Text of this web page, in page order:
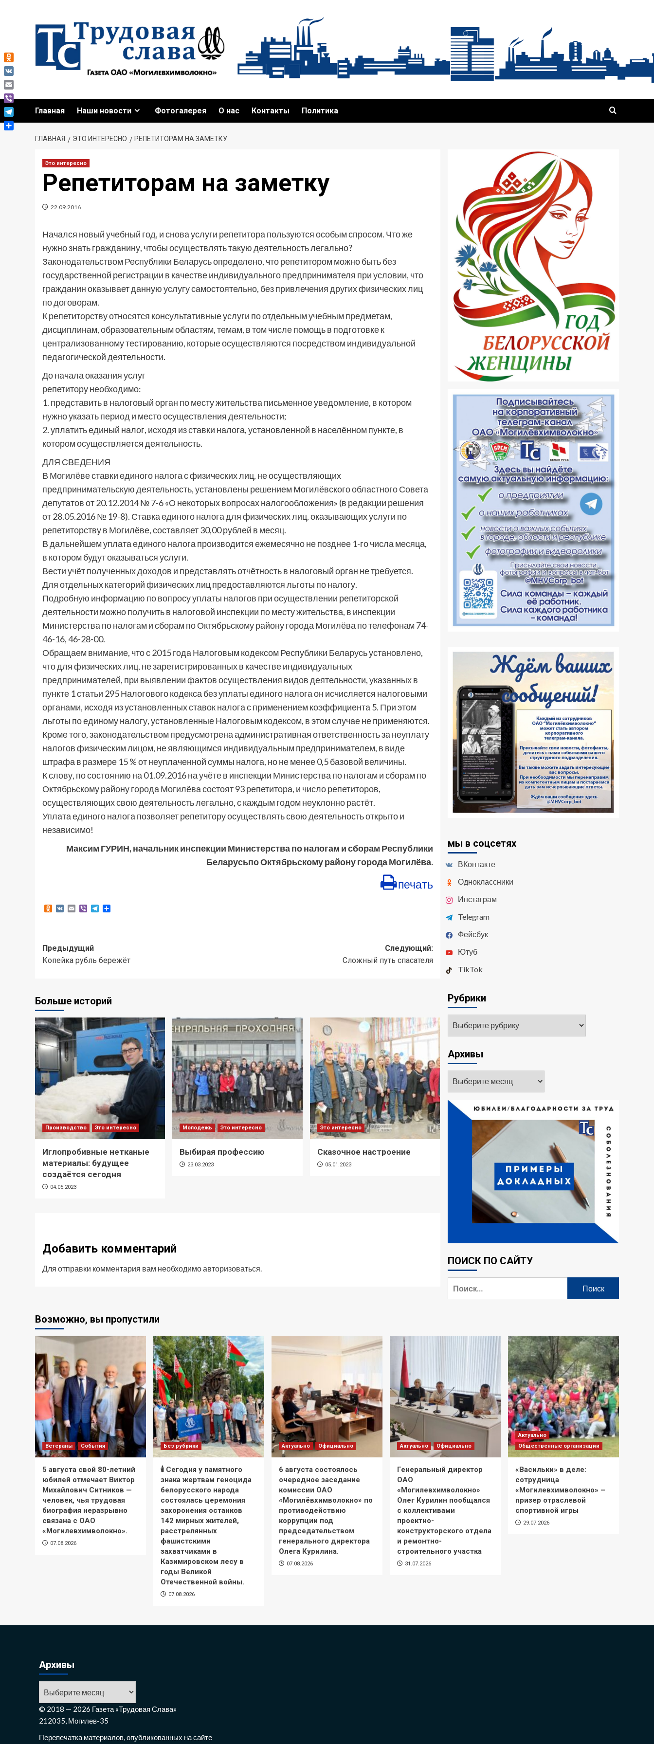
содержимому
Главная Наши новости Фотогалерея О нас Контакты Политика
ГЛАВНАЯ ЭТО ИНТЕРЕСНО РЕПЕТИТОРАМ НА ЗАМЕТКУ
Это интересно
Репетиторам на заметку
22.09.2016
Начался новый учебный год, и снова услуги репетитора пользуются особым спросом. Что же
нужно знать гражданину, чтобы осуществлять такую деятельность легально?
Законодательством Республики Беларусь определено, что репетитором можно быть без
государственной регистрации в качестве индивидуального предпринимателя при условии, что
гражданин оказывает данную услугу самостоятельно, без привлечения других физических лиц
по договорам.
К репетиторству относятся консультативные услуги по отдельным учебным предметам,
дисциплинам, образовательным областям, темам, в том числе помощь в подготовке к
централизованному тестированию, которые осуществляются посредством индивидуальной
педагогической деятельности.
До начала оказания услуг
репетитору необходимо:
1. представить в налоговый орган по месту жительства письменное уведомление, в котором
нужно указать период и место осуществления деятельности;
2. уплатить единый налог, исходя из ставки налога, установленной в населённом пункте, в
котором осуществляется деятельность.
ДЛЯ СВЕДЕНИЯ
В Могилёве ставки единого налога с физических лиц, не осуществляющих
предпринимательскую деятельность, установлены решением Могилёвского областного Совета
депутатов от 20.12.2014 № 7-6 «О некоторых вопросах налогообложения» (в редакции решения
от 28.05.2016 № 19-8). Ставка единого налога для физических лиц, оказывающих услуги по
репетиторству в Могилёве, составляет 30,00 рублей в месяц.
В дальнейшем уплата единого налога производится ежемесячно не позднее 1-го числа месяца,
в котором будут оказываться услуги.
Вести учёт полученных доходов и представлять отчётность в налоговый орган не требуется.
Для отдельных категорий физических лиц предоставляются льготы по налогу.
Подробную информацию по вопросу уплаты налогов при осуществлении репетиторской
деятельности можно получить в налоговой инспекции по месту жительства, в инспекции
Министерства по налогам и сборам по Октябрьскому району города Могилёва по телефонам 74-
46-16, 46-28-00.
Обращаем внимание, что с 2015 года Налоговым кодексом Республики Беларусь установлено,
что для физических лиц, не зарегистрированных в качестве индивидуальных
предпринимателей, при выявлении фактов осуществления видов деятельности, указанных в
пункте 1 статьи 295 Налогового кодекса без уплаты единого налога он исчисляется налоговыми
органами, исходя из установленных ставок налога с применением коэффициента 5. При этом
льготы по единому налогу, установленные Налоговым кодексом, в этом случае не применяются.
Кроме того, законодательством предусмотрена административная ответственность за неуплату
налогов физическим лицом, не являющимся индивидуальным предпринимателем, в виде
штрафа в размере 15 % от неуплаченной суммы налога, но не менее 0,5 базовой величины.
К слову, по состоянию на 01.09.2016 на учёте в инспекции Министерства по налогам и сборам по
Октябрьскому району города Могилёва состоят 93 репетитора, и число репетиторов,
осуществляющих свою деятельность легально, с каждым годом неуклонно растёт.
Уплата единого налога позволяет репетитору осуществлять свою деятельность открыто и
независимо!
Максим ГУРИН, начальник инспекции Министерства по налогам и сборам Республики
Беларусьпо Октябрьскому району города Могилёва.
печать
Odnoklassniki
VK EmailViberTelegram
Навигация
записи
Предыдущий
Копейка рубль бережёт
Следующий:
Сложный путь спасателя
Больше историй
Производство Это интересно
Иглопробивные нетканые
материалы: будущее
создаётся сегодня
04.05.2023
Молодежь Это интересно
Выбирая профессию
23.03.2023
Это интересно
Сказочное настроение
05.01.2023
Добавить комментарий
Для отправки комментария вам необходимоавторизоваться
мы в соцсетях
ВКонтакте
Одноклассники
Инстаграм
Telegram
Фейсбук
Ютуб
TikTok
Рубрики
Архивы
ПОИСК ПО САЙТУ
Возможно, вы пропустили
Ветераны События
5 августа свой 80-летний
юбилей отмечает Виктор
Михайлович Ситников —
человек, чья трудовая
биография неразрывно
связана с ОАО
«Могилевхимволокно».
07.08.2026
Без рубрики
🕯 Сегодня у памятного
знака жертвам геноцида
белорусского народа
состоялась церемония
захоронения останков
142 мирных жителей,
расстрелянных
фашистскими
захватчиками в
Казимировском лесу в
годы Великой
Отечественной войны.
07.08.2026
Актуально Официально
6 августа состоялось
очередное заседание
комиссии ОАО
«Могилёвхимволокно» по
противодействию
коррупции под
председательством
генерального директора
Олега Курилина.
07.08.2026
Актуально Официально
Генеральный директор
ОАО
«Могилевхимволокно»
Олег Курилин пообщался
с коллективами
проектно-
конструкторского отдела
и ремонтно-
строительного участка
31.07.2026
Актуально
Общественные организации
«Васильки» в деле:
сотрудница
«Могилевхимволокно» –
призер отраслевой
спортивной игры
29.07.2026
Архивы
© 2018 — 2026 Газета «Трудовая Слава»
212035, Могилев-35
Перепечатка материалов, опубликованных на сайте
Odnoklassniki
VK
Email
Viber
Telegram
Отправить